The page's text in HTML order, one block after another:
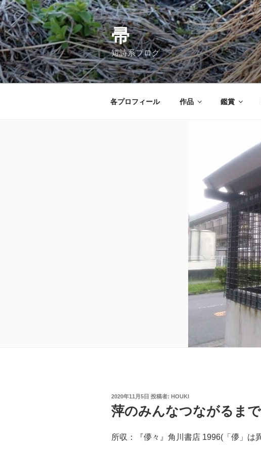
コ
ン
テ
ン
ツ
へ
ス
帚
短詩系ブログ
各プロフィール 作品 鑑賞
投
稿
日:
2020年11月5日 投稿者: HOUKI
萍のみんなつながるま
所収：『儚々』角川書店 1996(「儚」は